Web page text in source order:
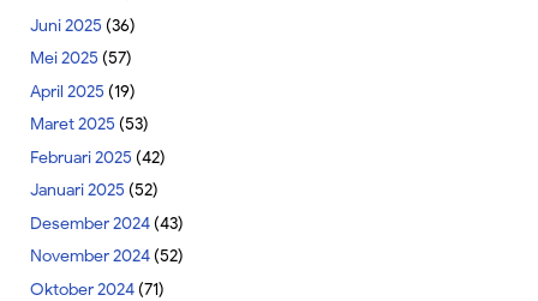
Juni 2025 (36)
Mei 2025 (57)
April 2025 (19)
Maret 2025 (53)
Februari 2025 (42)
Januari 2025 (52)
Desember 2024(43)
November 2024(52)
Oktober 2024(71)